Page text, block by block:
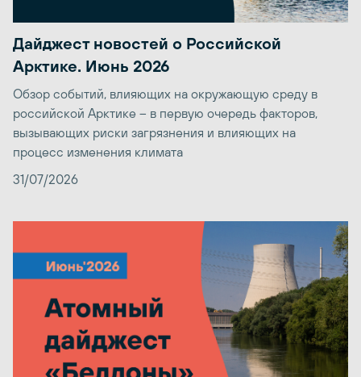
Дайджест новостей о Российской
Арктике. Июнь 2026
Обзор событий, влияющих на окружающую среду в
российской Арктике – в первую очередь факторов,
вызывающих риски загрязнения и влияющих на
процесс изменения климата
31/07/2026